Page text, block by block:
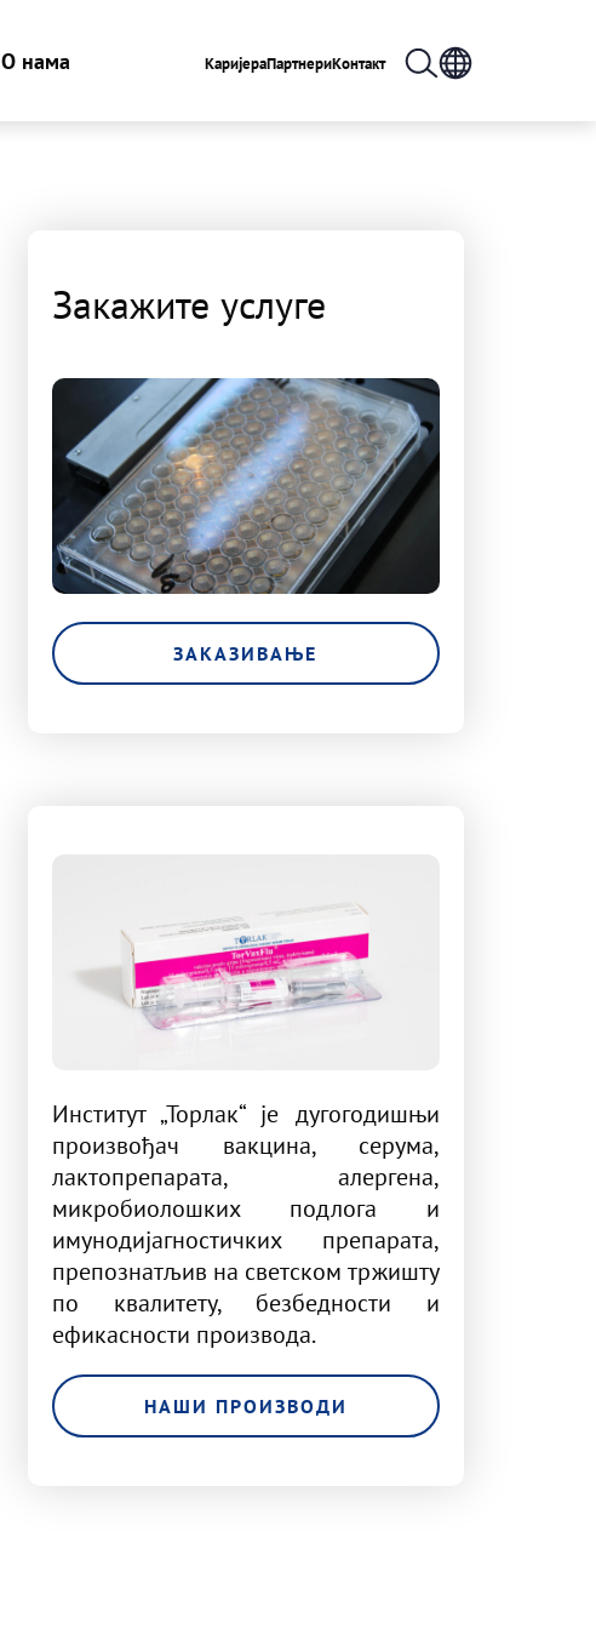
О нама КаријераПартнериКонтакт
Закажите услуге
ЗАКАЗИВАЊЕ
Институт „Торлак“ је дугогодишњи
произвођач вакцина, серума,
лактопрепарата, алергена,
микробиолошких подлога и
имунодијагностичких препарата,
препознатљив на светском тржишту
по квалитету, безбедности и
ефикасности производа.
НАШИ ПРОИЗВОДИ